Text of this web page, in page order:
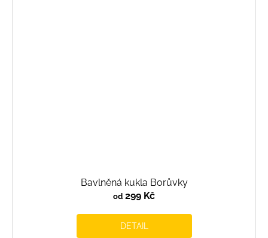
Bavlněná kukla Borůvky
od 299 Kč
DETAIL